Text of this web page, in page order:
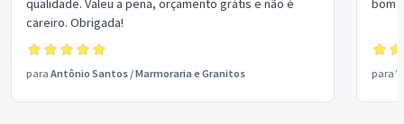
qualidade. Valeu a pena, orçamento grátis e não é
careiro. Obrigada!
para Antônio Santos /Marmoraria e Granitos
bom
para